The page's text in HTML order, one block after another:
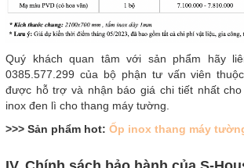
Quý khách quan tâm với sản phẩm hãy
0385.577.299 của bộ phận tư vấn viên
được hỗ trợ và nhận báo giá chi tiết nhất
inox đen lì cho thang máy tường.
>>> Sản phẩm hot: Ốp inox thang máy